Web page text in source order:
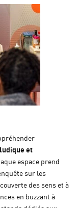
ludique et
espace prend
sur les
des sens et à
en buzzant à